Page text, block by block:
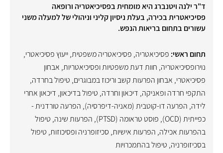
ד"ר ילנה ויטנברג היא מומחית בפסיכיאטריה ורופאה
פסיכיאטרית בכירה, בעלת ניסיון קליני וניהולי של למעלה משני
עשורים בתחום בריאות הנפש.
תחום ראשי: פסיכיאטריה, פסיכיאטריה משפטית,ייעוץ פסיכיאטרי,
נוירופסיכיאטריה, חוות דעת משפטיות ופסיכיאטריות, אבחון
פסיכיאטרי, אבחון הפרעות קשב וריכוז במבוגרים, טיפול בחרדה,
התקפי חרדה ופאניקה, דיכאון וחרדה, טיפול בדיכאון, דיכאון אחרי
לידה, הפרעה דו-קוטבית (מאניה-דיפרסיה), הפרעה טורדנית -
כפייתית (OCD)
, פוסט טראומה (PTSD) , הפרעות שינה, טיפול
בהפרעות אכילה, הפרעות אישיות, סכיזופרניה ופסיכוזות, טיפול
בסכיזופרניה, טיפול בהתמכרויות